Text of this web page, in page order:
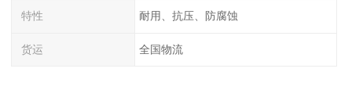
特性 耐用、抗压、防腐蚀
货运 全国物流